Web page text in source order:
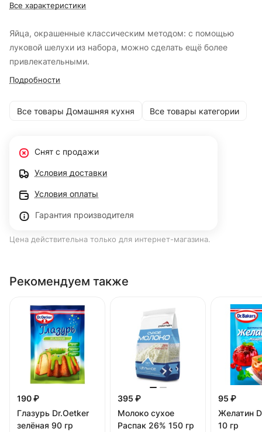
Все характеристики
Яйца, окрашенные классическим методом: с помощью
луковой шелухи из набора, можно сделать ещё более
привлекательными.
Подробности
Все товары Домашняя кухня Все товары категории
Снят с продажи
Условия доставки
Условия оплаты
Гарантия производителя
Цена действительна только для интернет-магазина.
Рекомендуем также
190 ₽
Глазурь Dr.Oetker
зелёная 90 гр
395 ₽
Молоко сухое
Распак 26% 150 гр
95 ₽
Желатин
10 гр